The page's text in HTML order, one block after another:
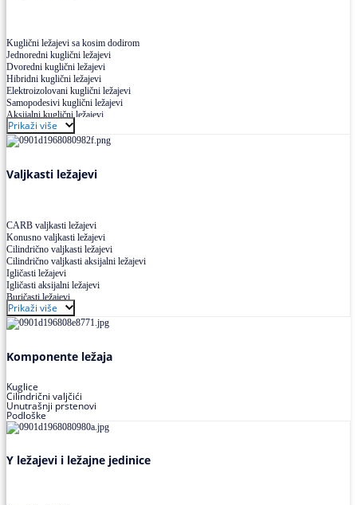
Kuglični ležajevi sa kosim dodirom
Jednoredni kuglični ležajevi
Dvoredni kuglični ležajevi
Hibridni kuglični ležajevi
Elektroizolovani kuglični ležajevi
Samopodesivi kuglični ležajevi
Aksijalni kuglični ležajevi
Kuglični ležajevi od nerđajućeg čelika
Prikaži više
Valjkasti ležajevi
CARB valjkasti ležajevi
Konusno valjkasti ležajevi
Cilindrično valjkasti ležajevi
Cilindrično valjkasti aksijalni ležajevi
Igličasti ležajevi
Igličasti aksijalni ležajevi
Buričasti ležajevi
Buričasti zaptiveni ležajevi
Buričasti aksijalni ležajevi
Prikaži više
Komponente ležaja
Kuglice
Cilindrični valjčići
Unutrašnji prstenovi
Podloške
Y ležajevi i ležajne jedinice